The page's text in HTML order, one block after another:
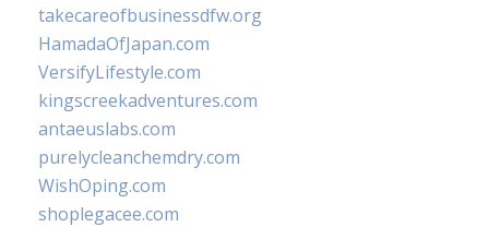
takecareofbusinessdfw.org
HamadaOfJapan.com
VersifyLifestyle.com
kingscreekadventures.com
antaeuslabs.com
purelycleanchemdry.com
WishOping.com
shoplegacee.com